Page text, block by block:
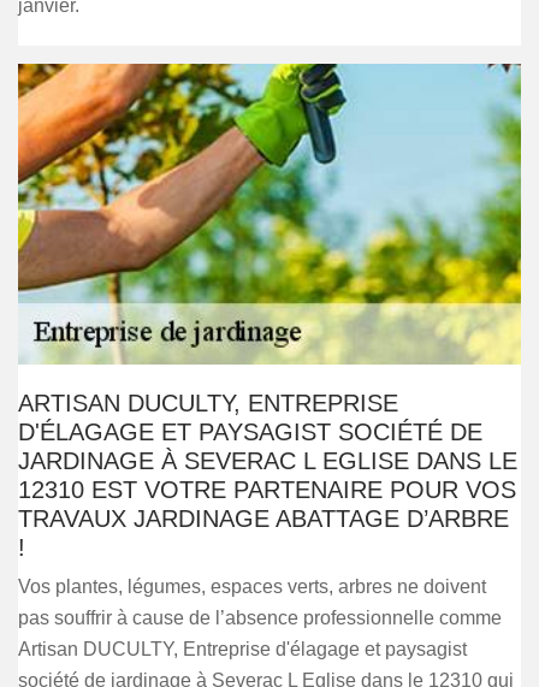
janvier.
ARTISAN DUCULTY, ENTREPRISE
D'ÉLAGAGE ET PAYSAGIST SOCIÉTÉ DE
JARDINAGE À SEVERAC L EGLISE DANS LE
12310 EST VOTRE PARTENAIRE POUR VOS
TRAVAUX JARDINAGE ABATTAGE D’ARBRE
!
Vos plantes, légumes, espaces verts, arbres ne doivent
pas souffrir à cause de l’absence professionnelle comme
Artisan DUCULTY, Entreprise d'élagage et paysagist
société de jardinage à Severac L Eglise dans le 12310 qui